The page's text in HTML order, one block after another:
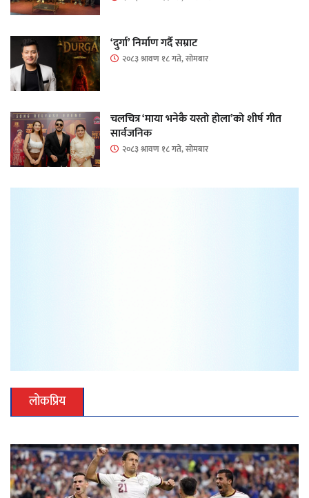
‘दुर्गा’ निर्माण गर्दै सम्राट
२०८३ श्रावण १८ गते, सोमबार
चलचित्र ‘माया भनेकै यस्तो होला’को शीर्ष गीत
सार्वजनिक
२०८३ श्रावण १८ गते, सोमबार
लोकप्रिय